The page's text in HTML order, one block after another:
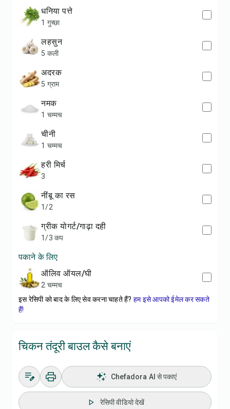
धनिया पत्ते
1 गुच्छा
लहसुन
5 कली
अदरक
5 ग्राम
नमक
1 चम्मच
चीनी
1 चम्मच
हरी मिर्च
3
नींबू का रस
1/2
ग्रीक योगर्ट/गाढ़ा दही
1/3 कप
पकाने के लिए
ऑलिव ऑयल/घी
2 चम्मच
इस रेसिपी को बाद के लिए सेव करना चाहते हैं? हम इसे आपको ईमेल कर सकते
हैं!
चिकन तंदूरी बाउल कैसे बनाएं
Chefadora AI से पकाएं
रेसिपी वीडियो देखें